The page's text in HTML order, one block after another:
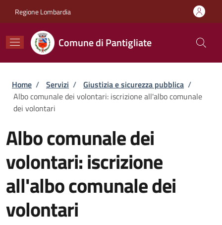
Regione Lombardia
Comune di Pantigliate
Briciole di pane
Home / Servizi / Giustizia e sicurezza pubblica /
Albo comunale dei volontari: iscrizione all'albo comunale
dei volontari
Albo comunale dei
volontari: iscrizione
all'albo comunale dei
volontari